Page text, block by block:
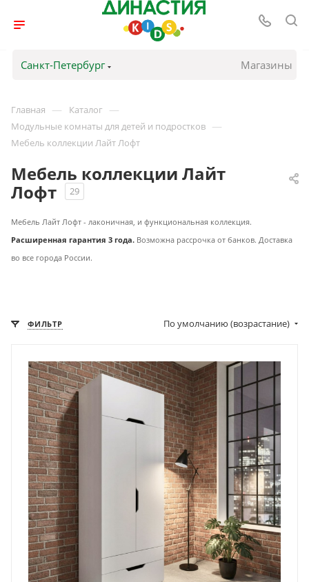
Санкт-Петербург Магазины
Главная — Каталог —
Модульные комнаты для детей и подростков —
Мебель коллекции Лайт Лофт
Мебель коллекции Лайт
Лофт
29
Мебель Лайт Лофт - лаконичная, и функциональная коллекция.
Расширенная гарантия 3 года. Возможна рассрочка от банков. Доставка
во все города России.
ФИЛЬТР По умолчанию (возрастание)